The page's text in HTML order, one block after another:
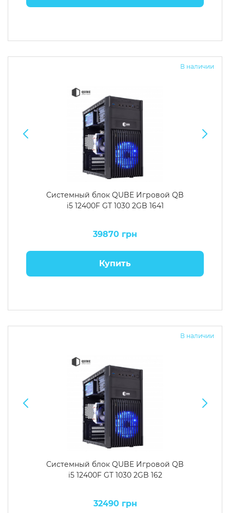
В наличии
Системный блок QUBE Игровой QB
i5 12400F GT 1030 2GB 1641
39870 грн
Купить
В наличии
Системный блок QUBE Игровой QB
i5 12400F GT 1030 2GB 162
32490 грн